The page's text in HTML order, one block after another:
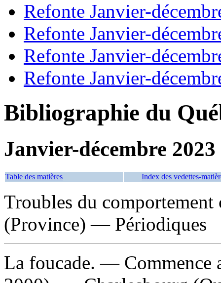
Refonte Janvier-
Refonte Janvier-
Refonte Janvier-
Refonte Janvier-
Bibliographie du
Janvier-décembre 2023
Table des matières Index des vedettes-
Troubles du
(Province) — Périodiques
La foucade. — Commence